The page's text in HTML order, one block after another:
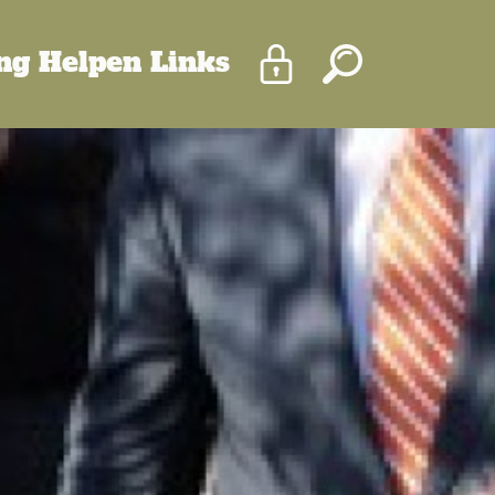
Helpen Links InloggenZoeken